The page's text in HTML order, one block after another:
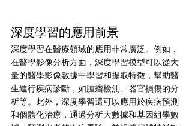
深度學習的應用前景
深度學習在醫療領域的應用非常廣泛。例如，
在醫學影像分析方面，深度學習模型可以從大
量的醫學影像數據中學習和提取特徵，幫助醫
生進行疾病診斷，如腫瘤檢測、器官損傷的分
析等。此外，深度學習還可以應用於疾病預測
和個體化治療，通過分析大數據和基因組學數